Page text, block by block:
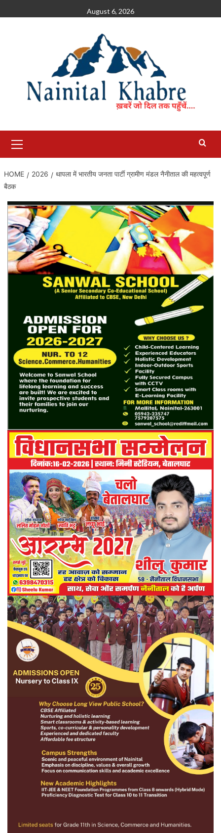
to
August 6, 2026
Menu
HOME 2026
थापला में भारतीय जनता पार्टी ग्रामीण मंडल नैनीताल की महत्वपूर्ण
बैठक